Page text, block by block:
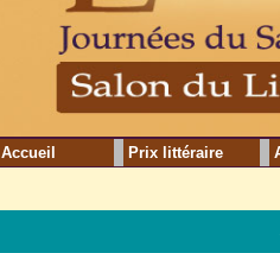
Accueil Prix littéraire